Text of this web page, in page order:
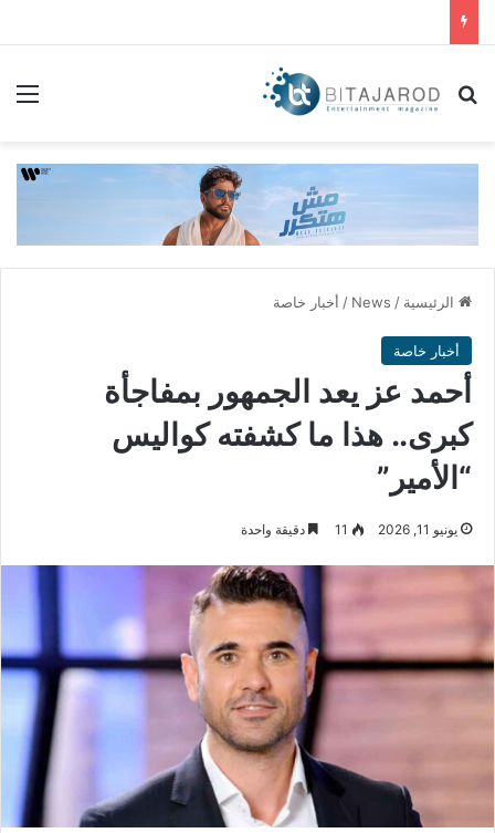
بحث عن
الرئيسية /
News
/ أخبار خاصة
أخبار خاصة
أحمد عز يعد الجمهور بمفاجأة
كبرى.. هذا ما كشفته كواليس
“الأمير”
يونيو 11, 2026 11 دقيقة واحدة